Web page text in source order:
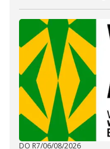
DO R7/06/08/2026